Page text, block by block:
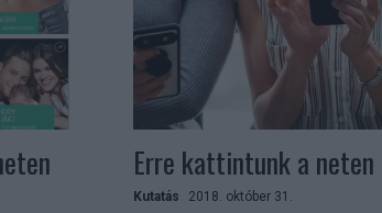
Erre kattintunk a neten
Kutatás 2018. október 31.